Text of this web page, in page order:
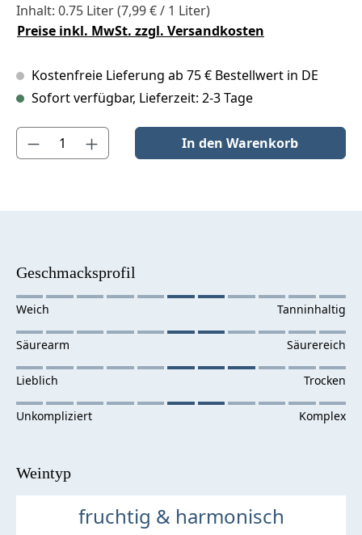
Inhalt: 0.75 Liter(7,99 € / 1 Liter)
Preise inkl. MwSt. zzgl. Versandkosten
Kostenfreie Lieferung ab 75 € Bestellwert in DE
Sofort verfügbar, Lieferzeit: 2-3 Tage
Produkt Anzahl: Gib den gewünschten Wert ein oder benutze
In den Warenkorb
Geschmacksprofil
Weintyp
fruchtig & harmonisch